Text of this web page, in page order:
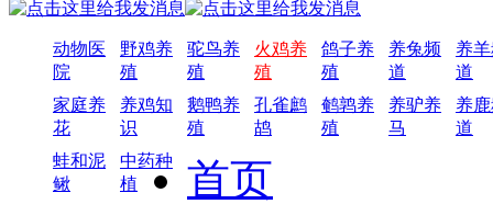
动物医
院
野鸡养
殖
驼鸟养
殖
火鸡养
殖
鸽子养
殖
养兔频
道
养
道
家庭养
花
养鸡知
识
鹅鸭养
殖
孔雀鹧
鸪
鹌鹑养
殖
养驴养
马
养
道
蛙和泥
鳅
中药种
植
首页